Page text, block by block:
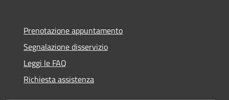
Prenotazione appuntamento
Segnalazione disservizio
Leggi le FAQ
Richiesta assistenza